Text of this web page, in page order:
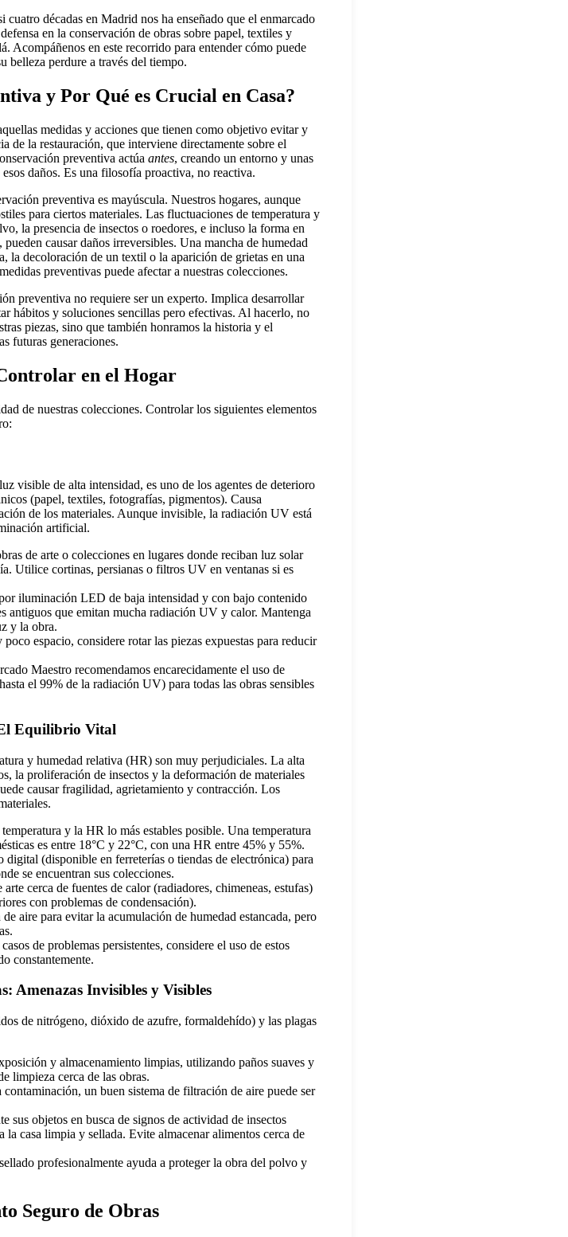
décadas en Madrid nos ha enseñado que el enmarcado
en la conservación de obras sobre papel, textiles y
Acompáñenos en este recorrido para entender cómo puede
belleza perdure a través del tiempo.
y Por Qué es Crucial en Casa?
medidas y acciones que tienen como objetivo evitar y
de la restauración, que interviene directamente sobre el
preventiva actúa antes, creando un entorno y unas
daños. Es una filosofía proactiva, no reactiva.
preventiva es mayúscula. Nuestros hogares, aunque
para ciertos materiales. Las fluctuaciones de temperatura y
la presencia de insectos o roedores, e incluso la forma en
causar daños irreversibles. Una mancha de humedad
la decoloración de un textil o la aparición de grietas en una
preventivas puede afectar a nuestras colecciones.
preventiva no requiere ser un experto. Implica desarrollar
hábitos y soluciones sencillas pero efectivas. Al hacerlo, no
piezas, sino que también honramos la historia y el
futuras generaciones.
en el Hogar
de nuestras colecciones. Controlar los siguientes elementos
visible de alta intensidad, es uno de los agentes de deterioro
(papel, textiles, fotografías, pigmentos). Causa
de los materiales. Aunque invisible, la radiación UV está
artificial.
de arte o colecciones en lugares donde reciban luz solar
Utilice cortinas, persianas o filtros UV en ventanas si es
iluminación LED de baja intensidad y con bajo contenido
antiguos que emitan mucha radiación UV y calor. Mantenga
y la obra.
poco espacio, considere rotar las piezas expuestas para reducir
Maestro recomendamos encarecidamente el uso de
el 99% de la radiación UV) para todas las obras sensibles
Equilibrio Vital
y humedad relativa (HR) son muy perjudiciales. La alta
la proliferación de insectos y la deformación de materiales
causar fragilidad, agrietamiento y contracción. Los
y la HR lo más estables posible. Una temperatura
es entre 18°C y 22°C, con una HR entre 45% y 55%.
(disponible en ferreterías o tiendas de electrónica) para
se encuentran sus colecciones.
cerca de fuentes de calor (radiadores, chimeneas, estufas)
con problemas de condensación).
aire para evitar la acumulación de humedad estancada, pero
de problemas persistentes, considere el uso de estos
constantemente.
Amenazas Invisibles y Visibles
de nitrógeno, dióxido de azufre, formaldehído) y las plagas
y almacenamiento limpias, utilizando paños suaves y
limpieza cerca de las obras.
un buen sistema de filtración de aire puede ser
sus objetos en busca de signos de actividad de insectos
la casa limpia y sellada. Evite almacenar alimentos cerca de
profesionalmente ayuda a proteger la obra del polvo y
Seguro de Obras